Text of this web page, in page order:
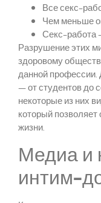
Все секс-
Чем меньше
Секс-работа
Разрушение этих
здоровому
данной
— от студентов до
некоторые из них
который
жизни.
Медиа и
интим-